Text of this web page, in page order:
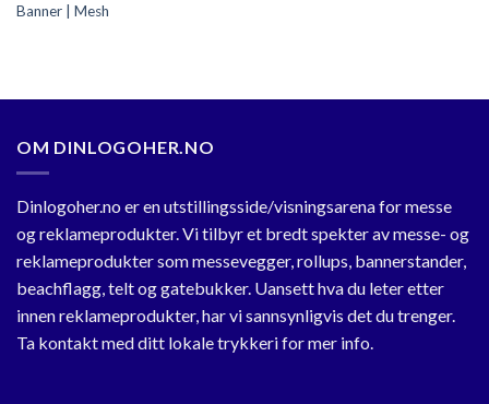
Banner | Mesh
OM DINLOGOHER.NO
Dinlogoher.no er en utstillingsside/visningsarena for messe
og reklameprodukter. Vi tilbyr et bredt spekter av messe- og
reklameprodukter som messevegger, rollups, bannerstander,
beachflagg, telt og gatebukker. Uansett hva du leter etter
innen reklameprodukter, har vi sannsynligvis det du trenger.
Ta kontakt med ditt lokale trykkeri for mer info.